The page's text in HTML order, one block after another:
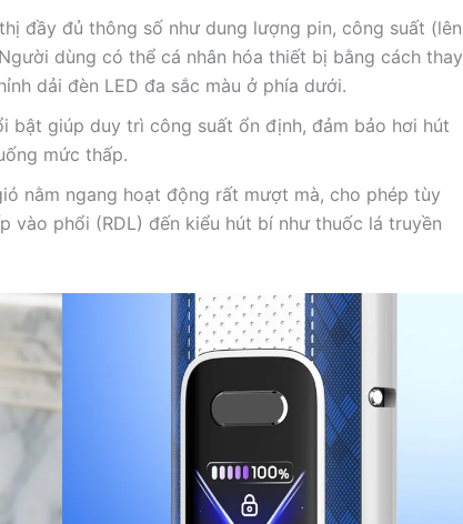
đầy đủ thông số như dung lượng pin, công suất (lên
dùng có thể cá nhân hóa thiết bị bằng cách thay
dải đèn LED đa sắc màu ở phía dưới.
bật giúp duy trì công suất ổn định, đảm bảo hơi hút
mức thấp.
nằm ngang hoạt động rất mượt mà, cho phép tùy
vào phổi (RDL) đến kiểu hút bí như thuốc lá truyền